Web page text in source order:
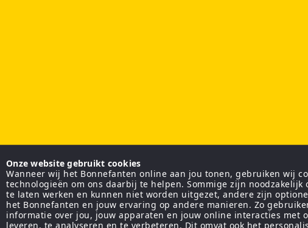
Onze website gebruikt cookies
Wanneer wij het Bonnefanten online aan jou tonen, gebruiken wij
technologieën om ons daarbij te helpen. Sommige zijn noodzakelijk
te laten werken en kunnen niet worden uitgezet, andere zijn
het Bonnefanten en jouw ervaring op andere manieren. Zo
informatie over jou, jouw apparaten en jouw online interacties met
leveren, te analyseren en te verbeteren. Dit omvat ook het